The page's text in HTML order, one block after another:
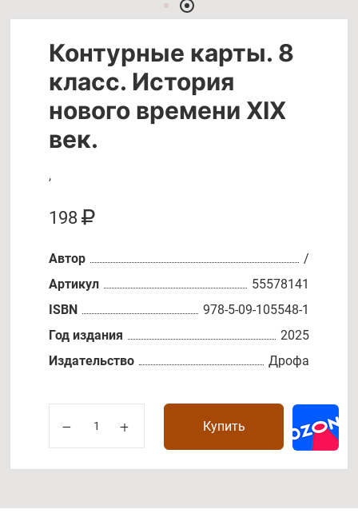
Контурные карты. 8
класс. История
нового времени XIX
век.
,
198
Автор
/
Артикул
55578141
ISBN
978-5-09-105548-1
Год издания
2025
Издательство
Дрофа
Купить